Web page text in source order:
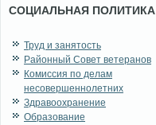
СОЦИАЛЬНАЯ ПОЛИТИКА
Труд и занятость
Районный Совет ветеранов
Комиссия по делам
несовершеннолетних
Здравоохранение
Образование